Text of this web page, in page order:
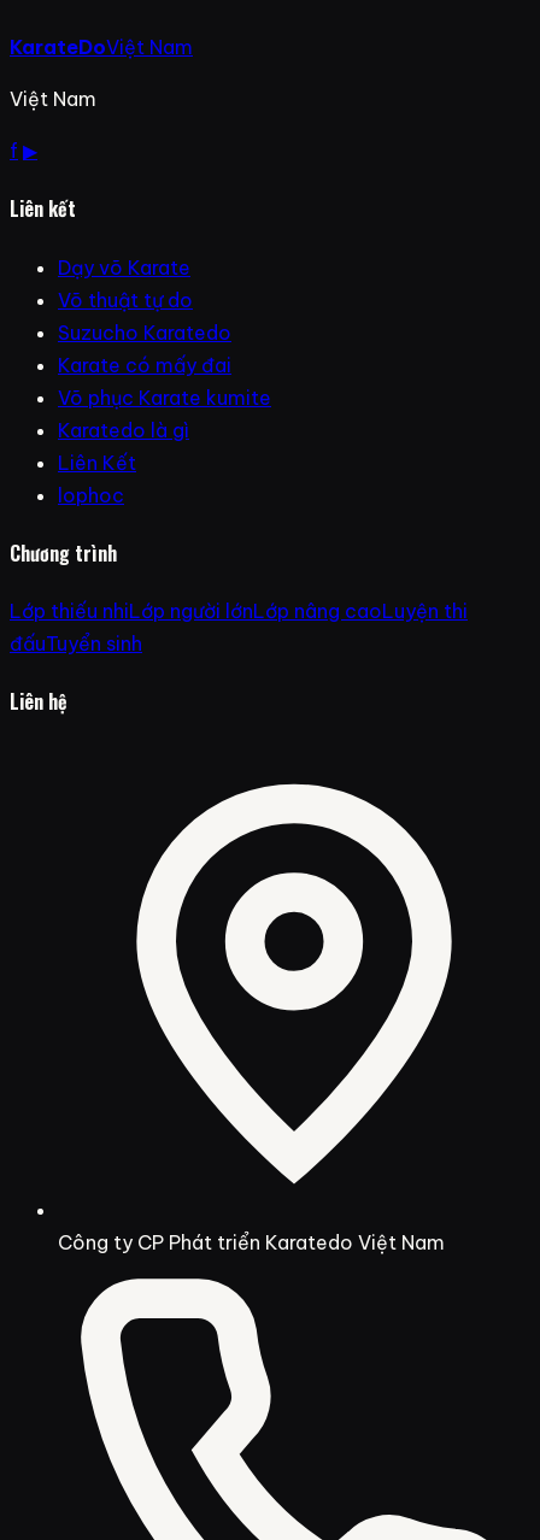
KarateDoViệt Nam
Việt Nam
f ▶
Liên kết
Dạy võ Karate
Võ thuật tự do
Suzucho Karatedo
Karate có mấy đai
Võ phục Karate kumite
Karatedo là gì
Liên Kết
lophoc
Chương trình
Lớp thiếu nhiLớp người lớnLớp nâng caoLuyện thi
đấuTuyển sinh
Liên hệ
Công ty CP Phát triển Karatedo Việt Nam